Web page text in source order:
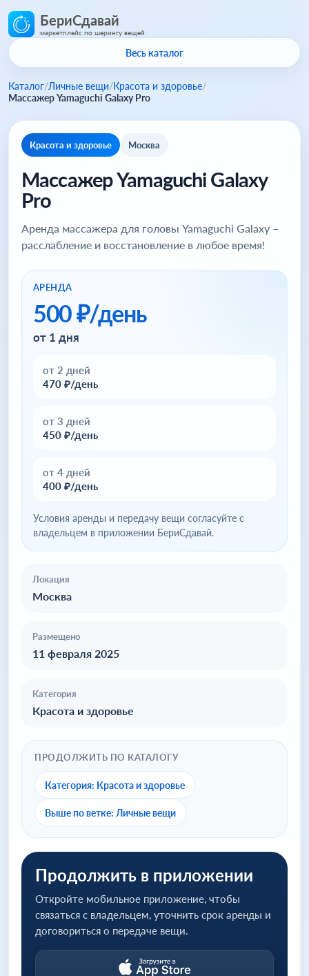
БериСдавай
маркетплейс по шерингу вещей
Весь каталог
Каталог/Личные вещи/Красота и здоровье/
Массажер Yamaguchi Galaxy Pro
Красота и здоровье Москва
Массажер Yamaguchi Galaxy
Pro
Аренда массажера для головы Yamaguchi Galaxy –
расслабление и восстановление в любое время!
АРЕНДА
500 ₽/день
от 1 дня
от 2 дней
470 ₽/день
от 3 дней
450 ₽/день
от 4 дней
400 ₽/день
Условия аренды и передачу вещи согласуйте с
владельцем в приложении БериСдавай.
Локация
Москва
Размещено
11 февраля 2025
Категория
Красота и здоровье
ПРОДОЛЖИТЬ ПО КАТАЛОГУ
Категория: Красота и здоровье
Выше по ветке: Личные вещи
Продолжить в приложении
Откройте мобильное приложение, чтобы
связаться с владельцем, уточнить срок аренды и
договориться о передаче вещи.